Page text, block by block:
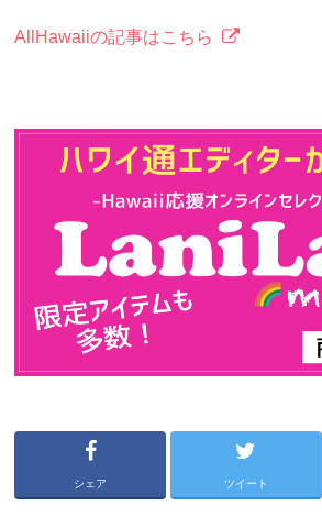
AllHawaiiの記事はこちら
シェア ツイート